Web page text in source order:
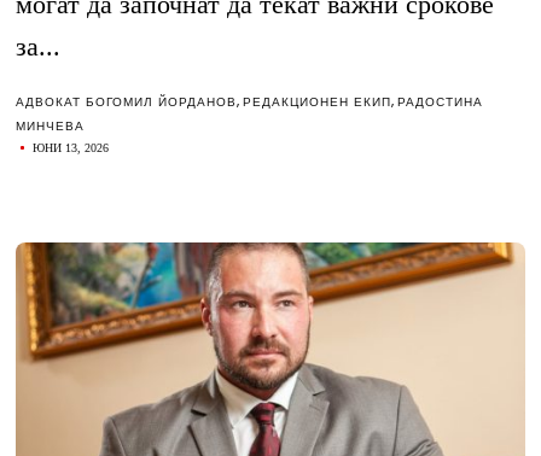
за...
АДВОКАТ БОГОМИЛ ЙОРДАНОВ,РЕДАКЦИОНЕН ЕКИП,РАДОСТИНА
МИНЧЕВА
ЮНИ 13, 2026